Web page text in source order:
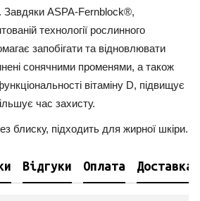
Завдяки ASPA-Fernblock®,
технології рослинного
запобігати та відновлювати
сонячними променями, а також
вітаміну D, підвищує
час захисту.
блиску, підходить для жирної шкіри.
Відгуки Оплата Доставка